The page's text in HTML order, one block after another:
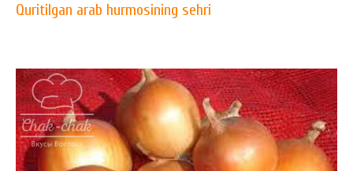
Quritilgan arab hurmosining sehri